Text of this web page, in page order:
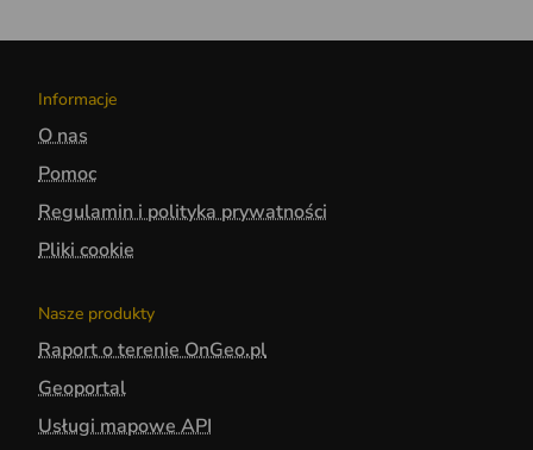
Informacje
O nas
Pomoc
Regulamin i polityka prywatności
Pliki cookie
Nasze produkty
Raport o terenie OnGeo.pl
Geoportal
Usługi mapowe API